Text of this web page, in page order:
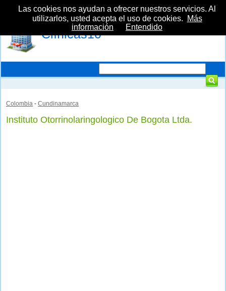
Clínicas10
Colombia - Cundinamarca
Instituto Otorrinolaringologico De Bogota Ltda.
Las cookies nos ayudan a ofrecer nuestros servicios. Al
utilizarlos, usted acepta el uso de cookies.
Más
información
Entendido